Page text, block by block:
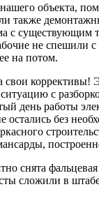
объекта,
также
с существующим
не спешили
на потом.
коррективы!
с
день работы
остались без
снята
сложили в